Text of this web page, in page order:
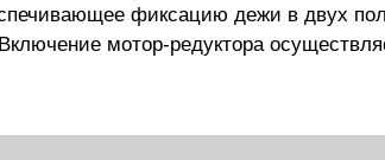
фик­сацию дежи в двух
мотор-­редуктора